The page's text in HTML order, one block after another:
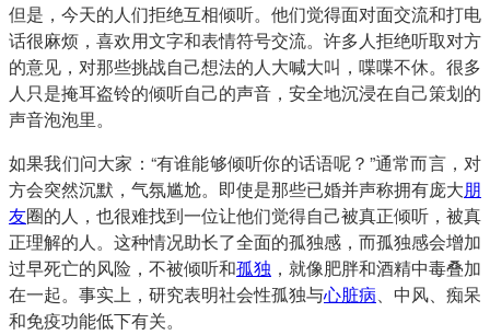
但是，今天的人们拒绝互相倾听。他们觉得面对面交流和打电
话很麻烦，喜欢用文字和表情符号交流。许多人拒绝听取对方
的意见，对那些挑战自己想法的人大喊大叫，喋喋不休。很多
人只是掩耳盗铃的倾听自己的声音，安全地沉浸在自己策划的
声音泡泡里。
如果我们问大家：“有谁能够倾听你的话语呢？”通常而言，对
方会突然沉默，气氛尴尬。即使是那些已婚并声称拥有庞大朋
友圈的人，也很难找到一位让他们觉得自己被真正倾听，被真
正理解的人。这种情况助长了全面的孤独感，而孤独感会增加
过早死亡的风险，不被倾听和孤独 ，就像肥胖和酒精中毒叠加
在一起。事实上，研究表明社会性孤独与心脏病、中风、痴呆
和免疫功能低下有关。